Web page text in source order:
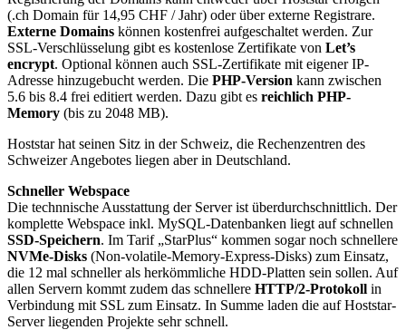
(.ch Domain für 14,95 CHF / Jahr) oder über externe Registrare.
Externe Domains können kostenfrei aufgeschaltet werden. Zur
SSL-Verschlüsselung gibt es kostenlose Zertifikate von Let’s
encrypt. Optional können auch SSL-Zertifikate mit eigener IP-
Adresse hinzugebucht werden. Die PHP-Version kann zwischen
5.6 bis 8.4 frei editiert werden. Dazu gibt es reichlich PHP-
Memory (bis zu 2048 MB).
Hoststar hat seinen Sitz in der Schweiz, die Rechenzentren des
Schweizer Angebotes liegen aber in Deutschland.
Schneller Webspace
Die technnische Ausstattung der Server ist überdurchschnittlich. Der
komplette Webspace inkl. MySQL-Datenbanken liegt auf schnellen
SSD-Speichern. Im Tarif „StarPlus“ kommen sogar noch schnellere
NVMe-Disks (Non-volatile-Memory-Express-Disks) zum Einsatz,
die 12 mal schneller als herkömmliche HDD-Platten sein sollen. Auf
allen Servern kommt zudem das schnellere HTTP/2-Protokoll in
Verbindung mit SSL zum Einsatz. In Summe laden die auf Hoststar-
Server liegenden Projekte sehr schnell.